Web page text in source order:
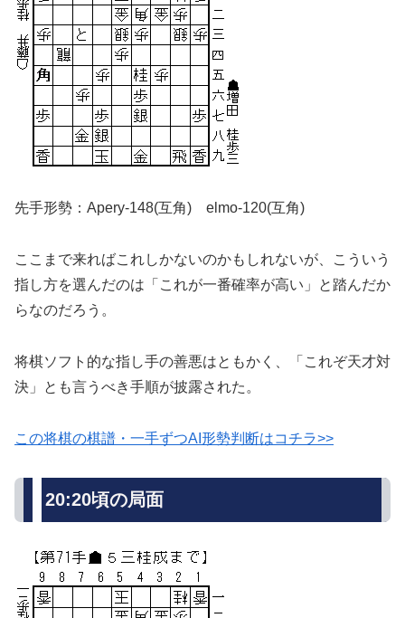
先手形勢：Apery-148(互角) elmo-120(互角)
ここまで来ればこれしかないのかもしれないが、こういう
指し方を選んだのは「これが一番確率が高い」と踏んだか
らなのだろう。
将棋ソフト的な指し手の善悪はともかく、「これぞ天才対
決」とも言うべき手順が披露された。
この将棋の棋譜・一手ずつAI形勢判断はコチラ>>
20:20頃の局面